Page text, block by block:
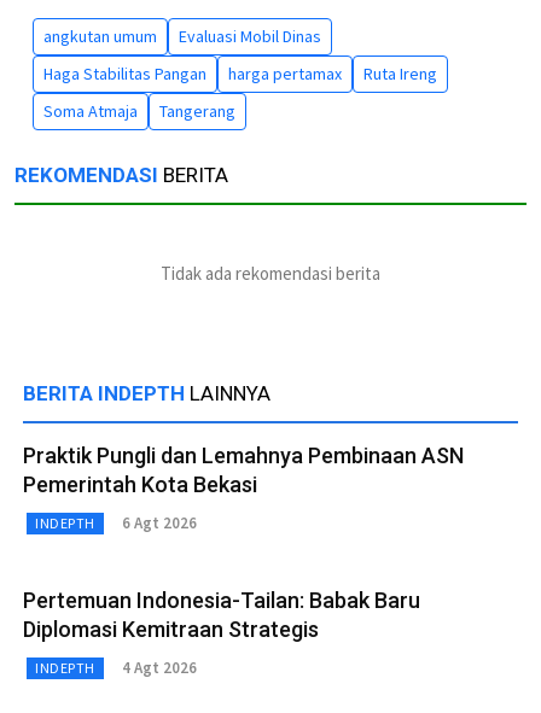
angkutan umum
Evaluasi Mobil Dinas
Haga Stabilitas Pangan
harga pertamax
Ruta Ireng
Soma Atmaja
Tangerang
REKOMENDASI BERITA
Tidak ada rekomendasi berita
BERITA INDEPTH LAINNYA
Praktik Pungli dan Lemahnya Pembinaan ASN
Pemerintah Kota Bekasi
INDEPTH 6 Agt 2026
Pertemuan Indonesia-Tailan: Babak Baru
Diplomasi Kemitraan Strategis
INDEPTH 4 Agt 2026